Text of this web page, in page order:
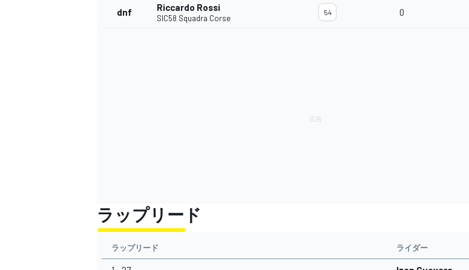
dnf Riccardo Rossi
SIC58 Squadra Corse
54 0
ラップリード
ラップリード ライダー